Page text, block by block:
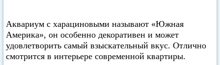
Аквариум с харациновыми называют «Южная
Америка», он особенно декоративен и может
удовлетворить самый взыскательный вкус. Отлично
смотрится в интерьере современной квартиры.